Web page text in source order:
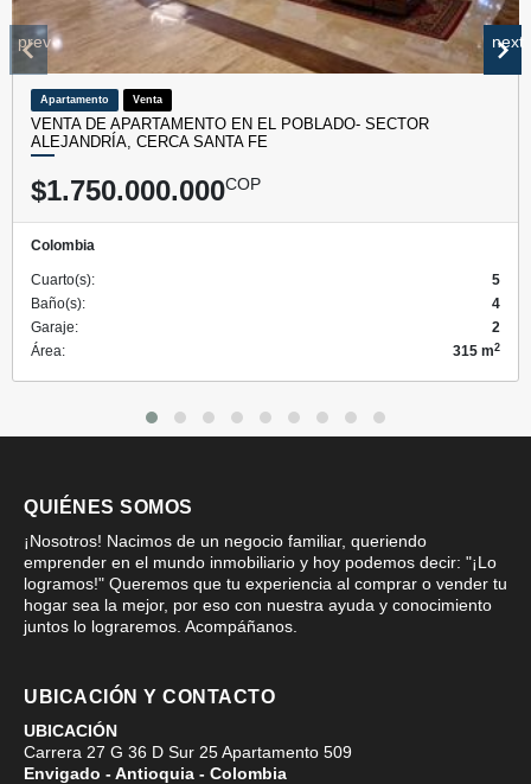
Apartamento Venta
VENTA DE APARTAMENTO EN EL POBLADO- SECTOR
ALEJANDRÍA, CERCA SANTA FE
$1.750.000.000COP
Colombia
Cuarto(s):
5
Baño(s):
4
Garaje:
2
Área:
315 m2
prev next
QUIÉNES SOMOS
¡Nosotros! Nacimos de un negocio familiar, queriendo
emprender en el mundo inmobiliario y hoy podemos decir: "¡Lo
logramos!" Queremos que tu experiencia al comprar o vender tu
hogar sea la mejor, por eso con nuestra ayuda y conocimiento
juntos lo lograremos. Acompáñanos.
UBICACIÓN Y CONTACTO
UBICACIÓN
Carrera 27 G 36 D Sur 25 Apartamento 509
Envigado - Antioquia - Colombia